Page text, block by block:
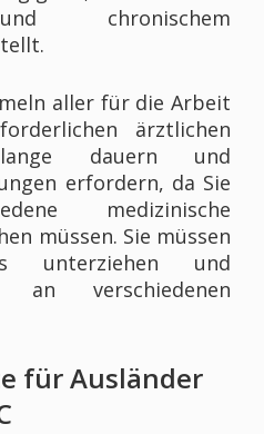
chronischem
aller für die Arbeit
ärztlichen
lange dauern und
erfordern, da Sie
medizinische
müssen. Sie müssen
unterziehen und
an verschiedenen
für Ausländer